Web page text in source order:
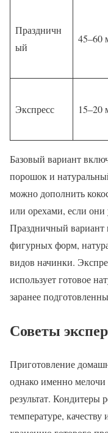
Праздничн
ый
45–60
Экспресс 15–20
Базовый вариант
порошок и
можно дополнить
или орехами, если
Праздничный вариант
фигурных форм,
видов начинки.
использует готовое
заранее
Советы
Приготовление
однако именно
результат. Кондитеры
температуре,